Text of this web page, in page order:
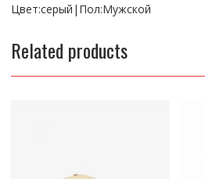
Цвет:серый|Пол:Мужской
Related products